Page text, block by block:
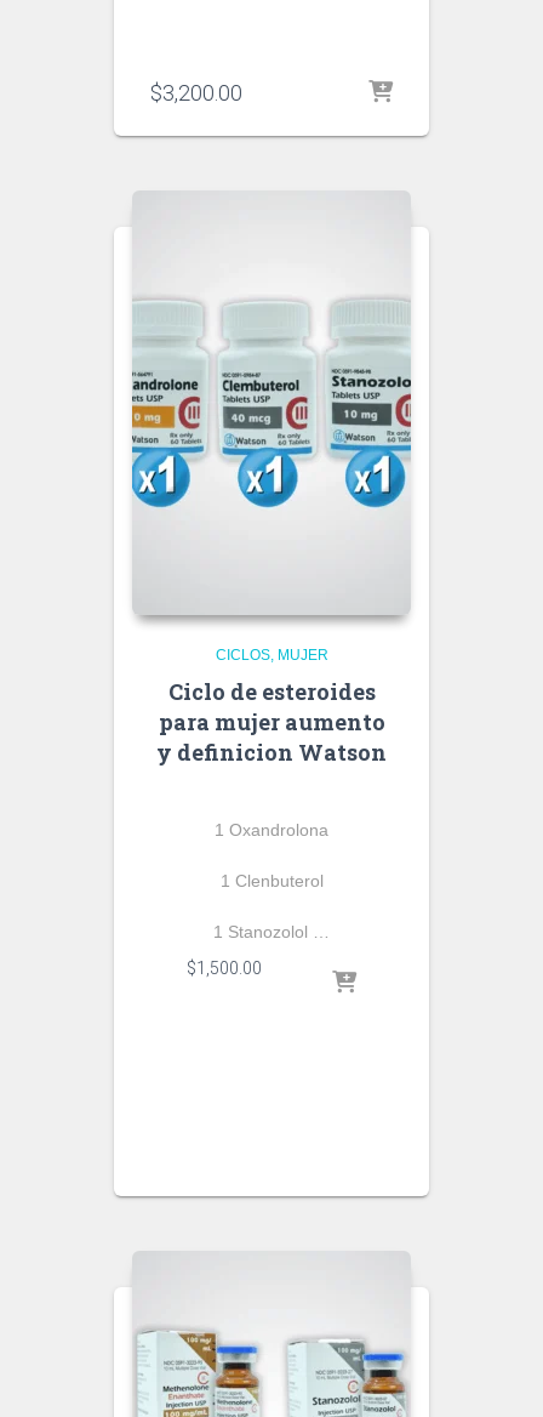
$3,200.00
CICLOS MUJER
Ciclo de esteroides
para mujer aumento
y definicion Watson
1 Oxandrolona
1 Clenbuterol
1 Stanozolol …
$1,500.00